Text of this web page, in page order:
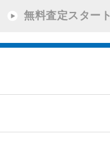
無料査定スタート